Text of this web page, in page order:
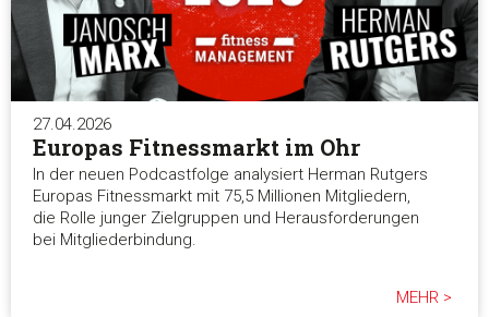
27.04.2026
Europas Fitnessmarkt im Ohr
In der neuen Podcastfolge analysiert Herman Rutgers
Europas Fitnessmarkt mit 75,5 Millionen Mitgliedern,
die Rolle junger Zielgruppen und Herausforderungen
bei Mitgliederbindung.
MEHR >